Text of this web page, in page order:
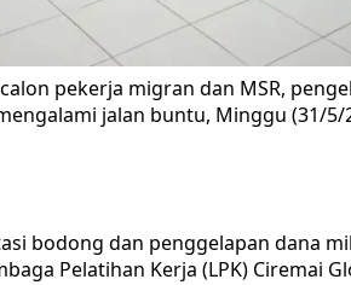
pekerja migran dan MSR,
jalan buntu, Minggu (31/5/
bodong dan penggelapan dana
Pelatihan Kerja (LPK) Ciremai